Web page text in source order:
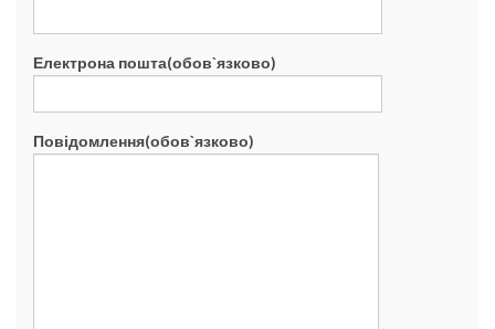
Електрона пошта(обов`язково)
Повідомлення(обов`язково)